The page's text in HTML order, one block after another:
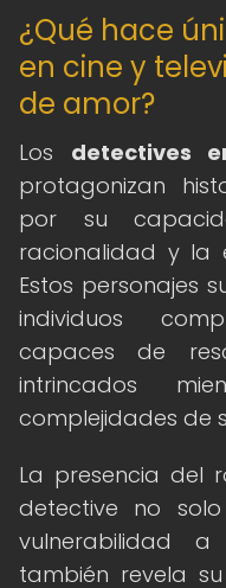
¿Qué hace
en cine y
de amor?
Los detectives
protagonizan
por su
racionalidad y la
Estos personajes
individuos
capaces de
intrincados
complejidades de
La presencia del
detective no
vulnerabilidad
también revela